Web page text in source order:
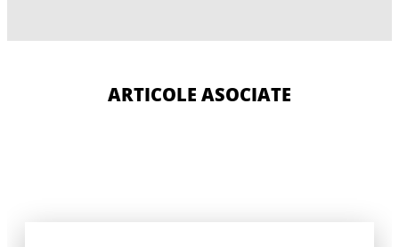
ARTICOLE ASOCIATE